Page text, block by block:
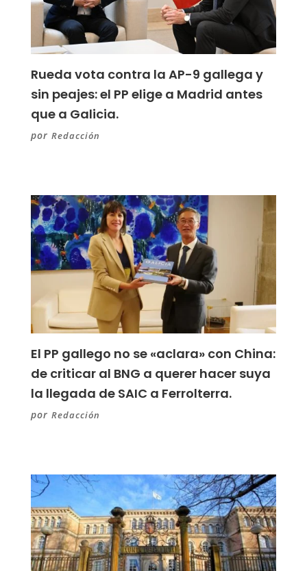
Rueda vota contra la AP-9 gallega y
sin peajes: el PP elige a Madrid antes
que a Galicia.
por Redacción
El PP gallego no se «aclara» con China:
de criticar al BNG a querer hacer suya
la llegada de SAIC a Ferrolterra.
por Redacción